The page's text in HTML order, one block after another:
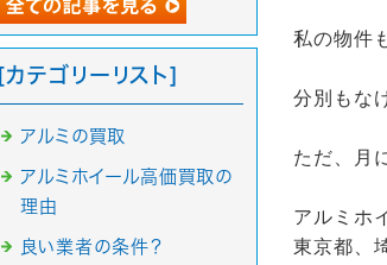
私の物件
分別もな
ただ、月
アルミホ
東京都、
[カテゴリーリスト]
アルミの買取
アルミホイール高価買取の
理由
良い業者の条件？